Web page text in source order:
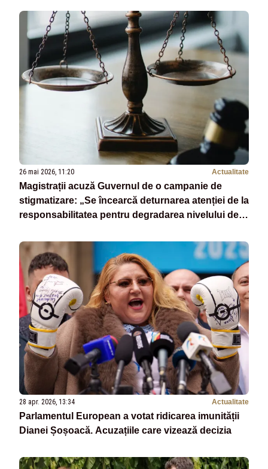
26 mai 2026, 11:20 Actualitate
Magistrații acuză Guvernul de o campanie de
stigmatizare: „Se încearcă deturnarea atenției de la
responsabilitatea pentru degradarea nivelului de
28 apr. 2026, 13:34 Actualitate
Parlamentul European a votat ridicarea imunității
Dianei Șoșoacă. Acuzațiile care vizează decizia